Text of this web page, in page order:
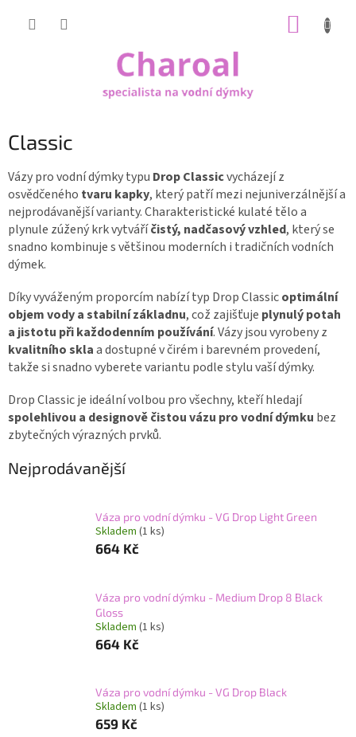
Classic
Vázy pro vodní dýmky typu Drop Classicvycházejí z
osvědčeného tvaru kapky, který patří mezi nejuniverzálnější a
nejprodávanější varianty. Charakteristické kulaté tělo a
plynule zúžený krk vytváříčistý, nadčasový vzhled, který se
snadno kombinuje s většinou moderních i tradičních vodních
dýmek.
Díky vyváženým proporcím nabízí typ Drop Classicoptimální
objem vody a stabilní základnu, což zajišťuje plynulý potah
a jistotu při každodenním používání. Vázy jsou vyrobeny z
kvalitního sklaa dostupné v čirém i barevném provedení,
takže si snadno vyberete variantu podle stylu vaší dýmky.
Drop Classic je ideální volbou pro všechny, kteří hledají
spolehlivou a designově čistou vázu pro vodní dýmku bez
zbytečných výrazných prvků.
Nejprodávanější
Váza pro vodní dýmku - VG Drop Light Green
Skladem (1 ks)
664 Kč
Váza pro vodní dýmku - Medium Drop 8 Black
Gloss
Skladem (1 ks)
664 Kč
Váza pro vodní dýmku - VG Drop Black
Skladem (1 ks)
659 Kč